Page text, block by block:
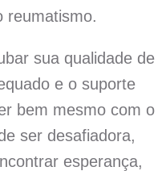
reumatismo.
sua qualidade de
e o suporte
bem mesmo com o
ser desafiadora,
esperança,